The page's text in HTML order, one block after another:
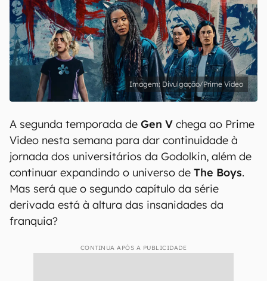
Divulgação/Prime Video
A segunda temporada de Gen V chega ao Prime
Video nesta semana para dar continuidade à
jornada dos universitários da Godolkin, além de
continuar expandindo o universo de The Boys.
Mas será que o segundo capítulo da série
derivada está à altura das insanidades da
franquia?
CONTINUA APÓS A PUBLICIDADE